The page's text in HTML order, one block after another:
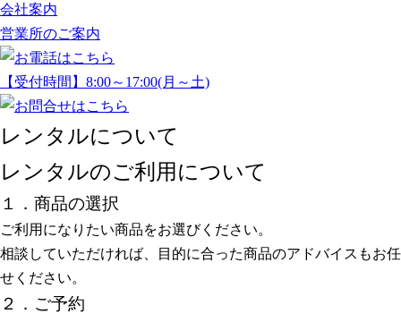
会社案内
営業所のご案内
【受付時間】8:00～17:00(月～土)
レンタルについて
レンタルのご利用について
１．商品の選択
ご利用になりたい商品をお選びください。
相談していただければ、目的に合った商品のアドバイスもお任
せください。
２．ご予約